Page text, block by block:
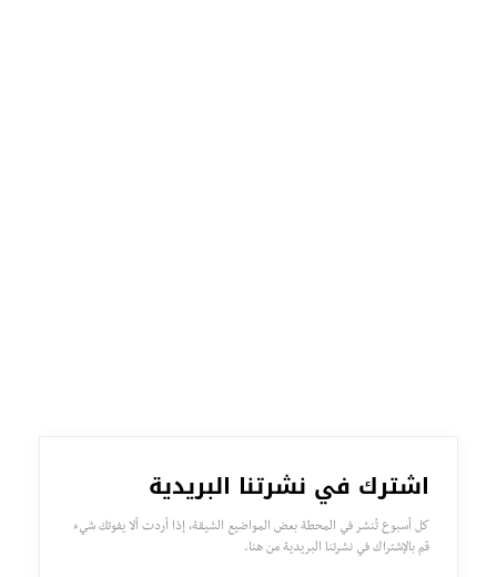
اشترك في نشرتنا البريدية
كل أسبوع تُنشر في المحطة بعض المواضيع الشيقة، إذا أردت ألا يفوتك شيء
قم بالإشتراك في نشرتنا البريدية من هنا.